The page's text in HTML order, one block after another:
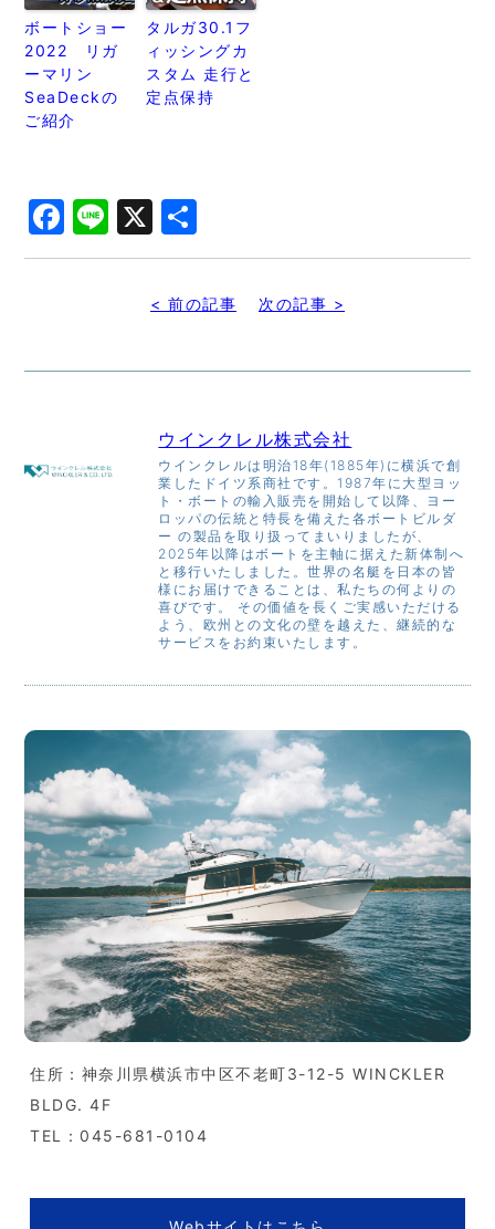
ボートショー
2022 リガ
ーマリン
SeaDeckの
ご紹介
タルガ30.1フ
ィッシングカ
スタム 走行と
定点保持
Facebook
Line
X
有
< 前の記事 次の記事 >
ウインクレル株式会社
ウインクレルは明治18年(1885年)に横浜で創
業したドイツ系商社です。1987年に大型ヨッ
ト・ボートの輸入販売を開始して以降、ヨー
ロッパの伝統と特長を備えた各ボートビルダ
ー の製品を取り扱ってまいりましたが、
2025年以降はボートを主軸に据えた新体制へ
と移行いたしました。世界の名艇を日本の皆
様にお届けできることは、私たちの何よりの
喜びです。 その価値を長くご実感いただける
よう、欧州との文化の壁を越えた、継続的な
サービスをお約束いたします。
住所：神奈川県横浜市中区不老町3-12-5 WINCKLER
BLDG. 4F
TEL：045-681-0104